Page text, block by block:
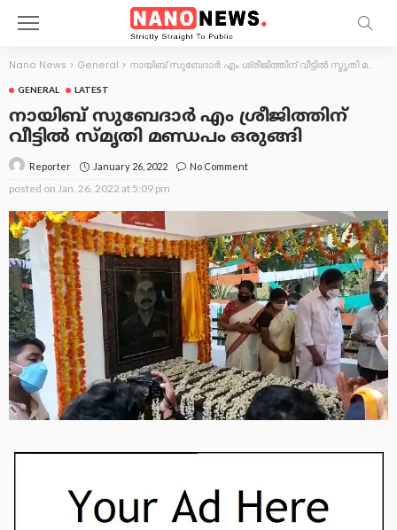
Nano News > General > നായിബ് സുബേദാര്‍ എം ശ്രീജിത്തിന് വീട്ടില്‍ സ്മൃതി മണ്ഡപം ഒരുങ്ങി
GENERAL LATEST
നായിബ് സുബേദാര്‍ എം ശ്രീജിത്തിന്
വീട്ടില്‍ സ്മൃതി മണ്ഡപം ഒരുങ്ങി
Reporter January 26, 2022 No Comment
posted on Jan. 26, 2022 at 5:09 pm